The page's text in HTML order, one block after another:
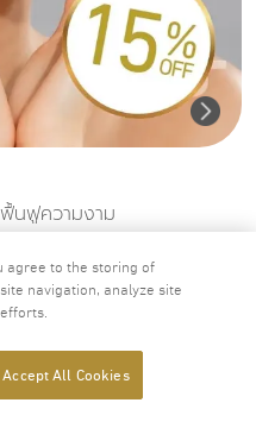
นฟูความงาม
บาท
ถเข็น
า
agree to the storing of
navigation, analyze site
Accept All Cookies